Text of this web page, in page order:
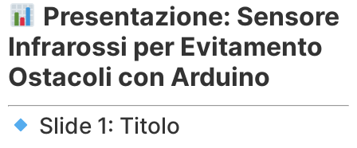
Presentazione: Sensore
Infrarossi per Evitamento
Ostacoli con Arduino
Slide 1: Titolo